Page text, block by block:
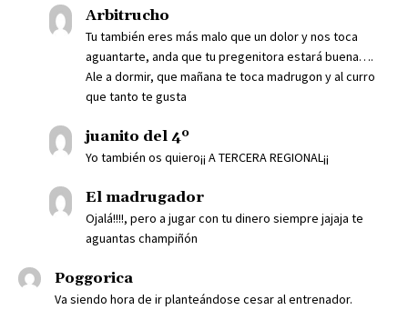
Arbitrucho
Tu también eres más malo que un dolor y nos toca
aguantarte, anda que tu pregenitora estará buena….
Ale a dormir, que mañana te toca madrugon y al curro
que tanto te gusta
juanito del 4º
Yo también os quiero¡¡ A TERCERA REGIONAL¡¡
El madrugador
Ojalá!!!!, pero a jugar con tu dinero siempre jajaja te
aguantas champiñón
Poggorica
Va siendo hora de ir planteándose cesar al entrenador.